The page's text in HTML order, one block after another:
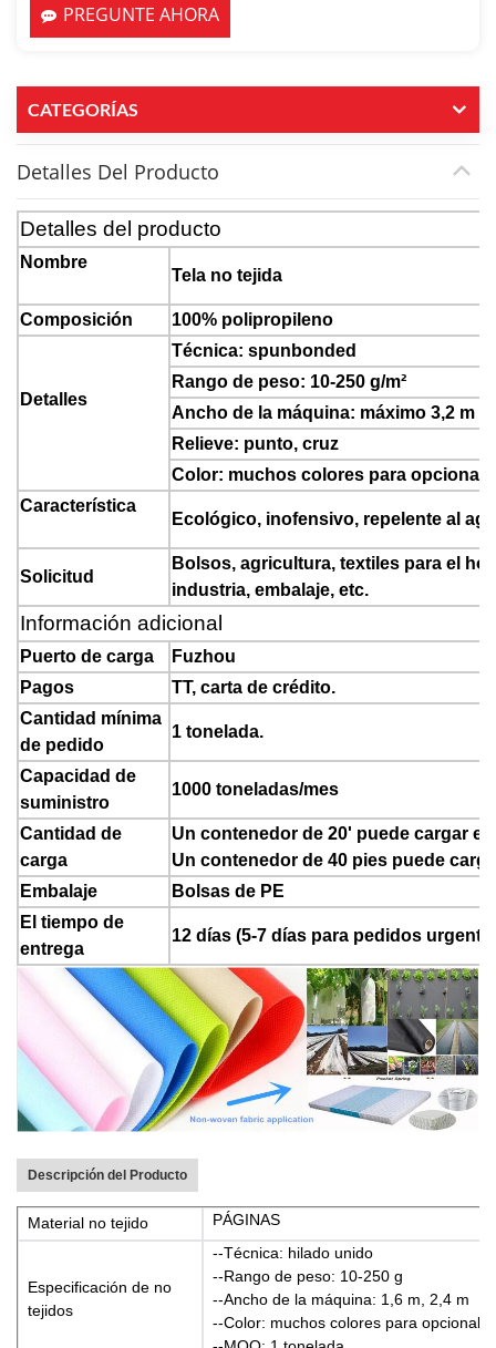
PREGUNTE AHORA
CATEGORÍAS
Detalles Del Producto
Detalles del producto
Nombre
Tela no tejida
Composición 100% polipropileno
Detalles
Técnica: spunbonded
Rango de peso: 10-250 g/m²
Ancho de la máquina: máximo 3,2 m
Relieve: punto, cruz
Color: muchos colores para opcional
Característica
Ecológico, inofensivo, repelente al
Solicitud
Bolsos, agricultura, textiles para el
industria, embalaje, etc.
Información adicional
Puerto de carga
Fuzhou
Pagos
TT, carta de crédito.
Cantidad mínima
de pedido
1 tonelada.
Capacidad de
suministro
1000 toneladas/mes
Cantidad de
carga
Un contenedor de 20' puede cargar
Un contenedor de 40 pies puede
Embalaje
Bolsas de PE
El tiempo de
entrega
12 días (5-7 días para pedidos
Descripción del Producto
Material no tejido PÁGINAS
Especificación de no
tejidos
--Técnica: hilado unido
--Rango de peso: 10-250 g
--Ancho de la máquina: 1,6 m, 2,4 m
--Color: muchos colores para opcional